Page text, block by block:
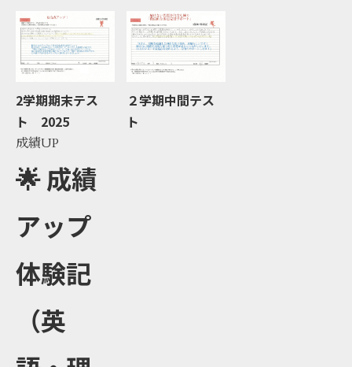
2学期期末テス
ト 2025
成績UP
🌟 成績
アップ
体験記
（英
２学期中間テス
ト